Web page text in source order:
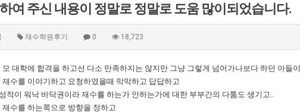
여 주신 내용이 정말로 정말로 도움 많이되었습니다.
재수학원후기 0 18,723
모 대학에 합격을 하고선 다소 만족하지는 않지만 그냥 그렇게 넘어가나보다 하던 아들이
재수를 이야기하고 요청하였을때 막막하고 답답하고
적이 워낙 바닥권이라 재수를 하는가 안하는가에 대한 부부간의 다툼도 생기고..
재수를 하는쪽으로 방향을 정하고